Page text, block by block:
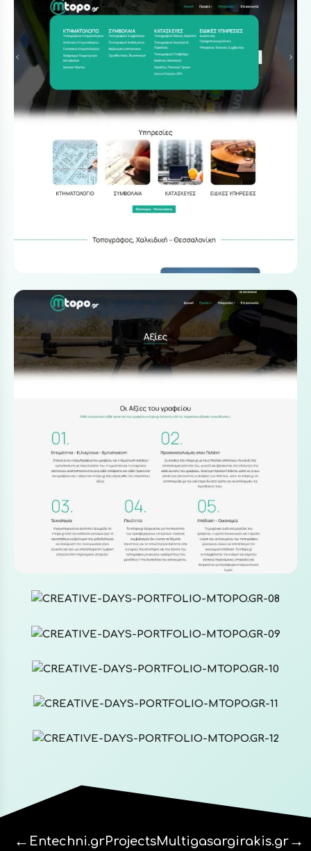
← Entechni.grProjectsMultigasargirakis.gr →